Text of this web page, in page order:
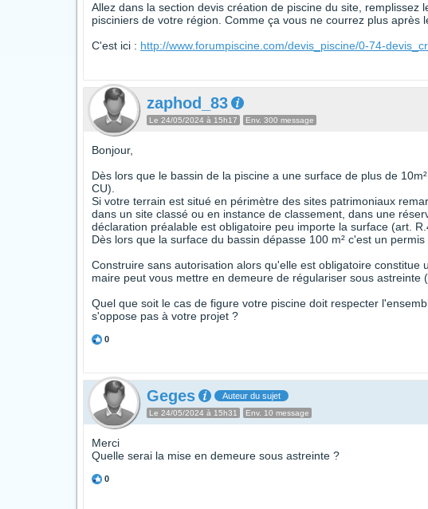
Allez dans la section devis création de piscine du site,
pisciniers de votre région. Comme ça vous ne courrez plus après
C'est ici : http://www.forumpiscine.com/devis_piscine/0-74-
zaphod_83
Le 24/05/2024 à 15h17 Env. 300 message
Bonjour,
Dès lors que le bassin de la piscine a une surface de plus de
CU).
Si votre terrain est situé en périmètre des sites patrimoniaux
dans un site classé ou en instance de classement, dans une
déclaration préalable est obligatoire peu importe la surface (art.
Dès lors que la surface du bassin dépasse 100 m² c'est un permis
Construire sans autorisation alors qu'elle est obligatoire
maire peut vous mettre en demeure de régulariser sous astreinte
Quel que soit le cas de figure votre piscine doit respecter
s'oppose pas à votre projet ?
0
Geges Auteur du sujet
Le 24/05/2024 à 15h31 Env. 10 message
Merci
Quelle serai la mise en demeure sous astreinte ?
0